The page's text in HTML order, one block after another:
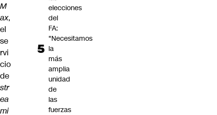
M
ax,
el
se
rvi
cio
de
str
ea
mi
elecciones
del
FA:
"Necesitamos
la
más
amplia
unidad
de
las
fuerzas